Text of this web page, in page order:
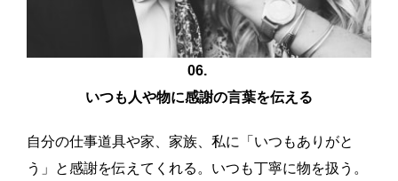
06.
いつも人や物に感謝の言葉を伝える
自分の仕事道具や家、家族、私に「いつもありがと
う」と感謝を伝えてくれる。いつも丁寧に物を扱う。